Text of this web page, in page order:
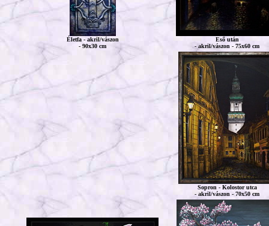
Életfa - akril/vászon
- 90x30 cm
Eső után
- akril/vászon - 75x60 cm
Sopron - Kolostor utca
- akril/vászon - 70x50 cm